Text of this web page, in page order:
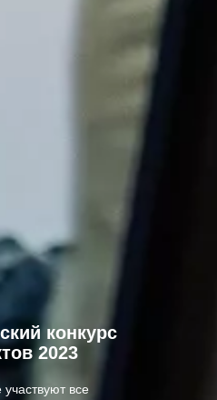
конкурс
2023
участвуют все